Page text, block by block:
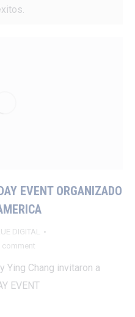
EVENT ORGANIZADO
DIGITAL
comment
Chang invitaron a
EVENT